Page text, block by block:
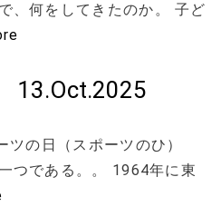
、何をしてきたのか。 子ど
13.Oct.2025
の日（スポーツのひ）
つである。。 1964年に東